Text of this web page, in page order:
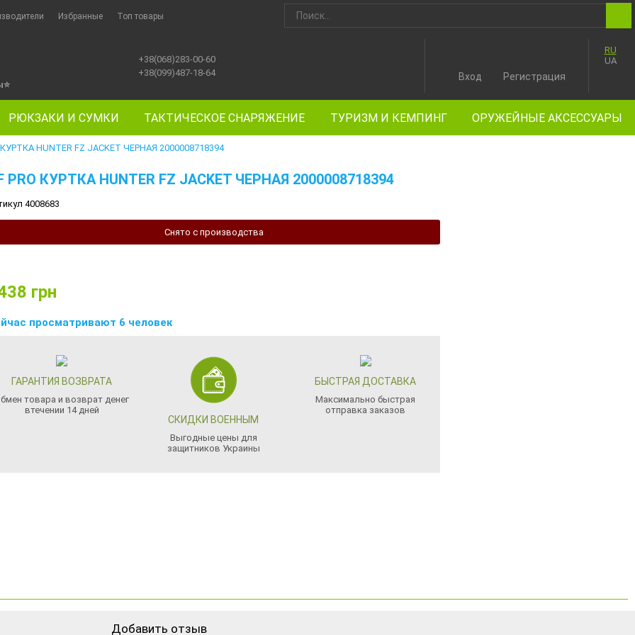
Избранные Топ товары
⭐
+38(068)283-00-60
+38(099)487-18-64
RU
UA
Вход Регистрация
РЮКЗАКИ И СУМКИ ТАКТИЧЕСКОЕ СНАРЯЖЕНИЕ ТУРИЗМ И КЕМПИНГ ОРУЖЕЙНЫЕ АКСЕССУАРЫ
КУРТКА HUNTER FZ JACKET ЧЕРНАЯ 2000008718394
PRO КУРТКА HUNTER FZ JACKET ЧЕРНАЯ 2000008718394
4008683
Снято с производства
грн
просматривают 6 человек
ГАРАНТИЯ ВОЗВРАТА
товара и возврат денег
втечении 14 дней
СКИДКИ ВОЕННЫМ
Выгодные цены для
защитников Украины
БЫСТРАЯ ДОСТАВКА
Максимально быстрая
отправка заказов
Добавить отзыв